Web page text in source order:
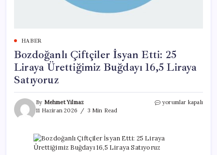
HABER
Bozdoğanlı Çiftçiler İsyan Etti: 25
Liraya Ürettiğimiz Buğdayı 16,5 Liraya
Satıyoruz
By Mehmet Yılmaz
11 Haziran 2026
3 Min Read
Bozdoğanlı
Liraya
yorumlar kapalı